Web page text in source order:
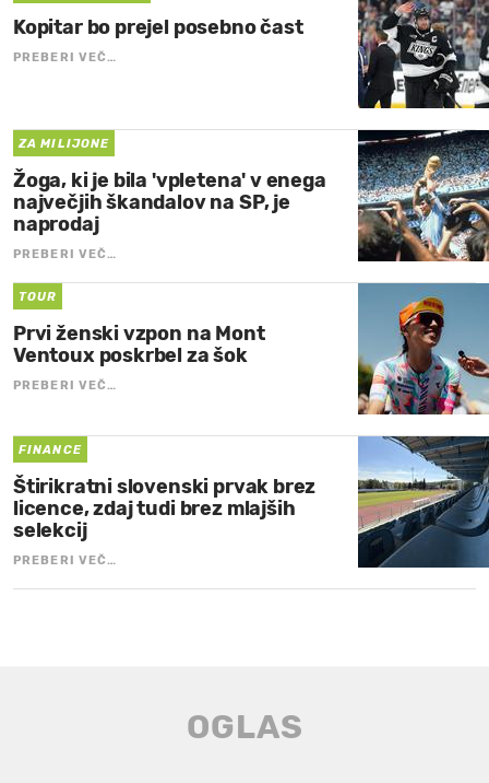
Kopitar bo prejel posebno čast
PREBERI VEČ…
ZA MILIJONE
Žoga, ki je bila 'vpletena' v enega
največjih škandalov na SP, je
naprodaj
PREBERI VEČ…
TOUR
Prvi ženski vzpon na Mont
Ventoux poskrbel za šok
PREBERI VEČ…
FINANCE
Štirikratni slovenski prvak brez
licence, zdaj tudi brez mlajših
selekcij
PREBERI VEČ…